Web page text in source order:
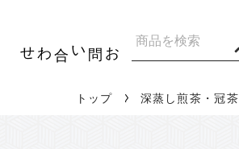
お問い合わせ
トップ 深蒸し煎茶・冠茶